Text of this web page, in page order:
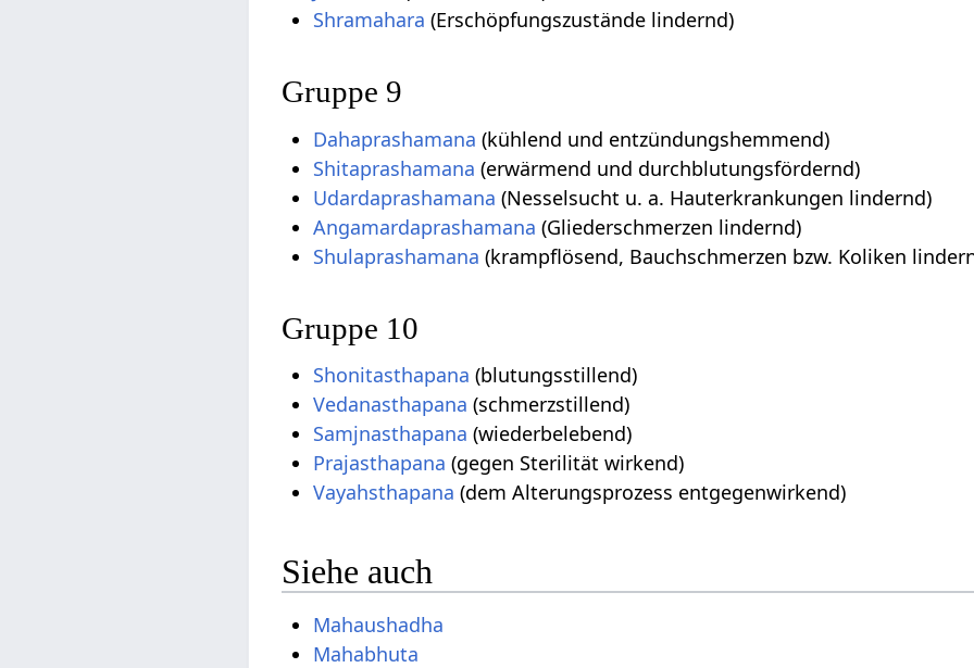
Shramahara (Erschöpfungszustände lindernd)
Gruppe 9
Dahaprashamana (kühlend und entzündungshemmend)
Shitaprashamana (erwärmend und durchblutungsfördernd)
Udardaprashamana (Nesselsucht u. a. Hauterkrankungen lindernd)
Angamardaprashamana (Gliederschmerzen lindernd)
Shulaprashamana (krampflösend, Bauchschmerzen bzw. Koliken
Gruppe 10
Shonitasthapana (blutungsstillend)
Vedanasthapana (schmerzstillend)
Samjnasthapana (wiederbelebend)
Prajasthapana (gegen Sterilität wirkend)
Vayahsthapana (dem Alterungsprozess entgegenwirkend)
Siehe auch
Mahaushadha
Mahabhuta